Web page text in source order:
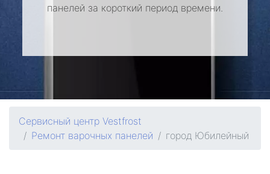
панелей за короткий период времени.
Сервисный центр Vestfrost
Ремонт варочных панелей
город Юбилейный